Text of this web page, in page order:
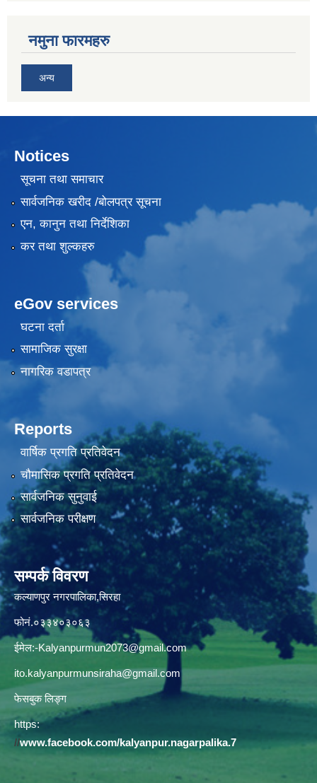
नमुना फारमहरु
अन्य
Notices
सूचना तथा समाचार
सार्वजनिक खरीद /बोलपत्र सूचना
एन, कानुन तथा निर्देशिका
कर तथा शुल्कहरु
eGov services
घटना दर्ता
सामाजिक सुरक्षा
नागरिक वडापत्र
Reports
वार्षिक प्रगति प्रतिवेदन
चौमासिक प्रगति प्रतिवेदन
सार्वजनिक सुनुवाई
सार्वजनिक परीक्षण
सम्पर्क विवरण
कल्याणपुर नगरपालिका,सिरहा
फोनं.०३३४०३०६३
ईमेल:-Kalyanpurmun2073@gmail.com
ito.kalyanpurmunsiraha@gmail.com
फेसबुक लिङ्ग
https:
//www.facebook.com/kalyanpur.nagarpalika.7